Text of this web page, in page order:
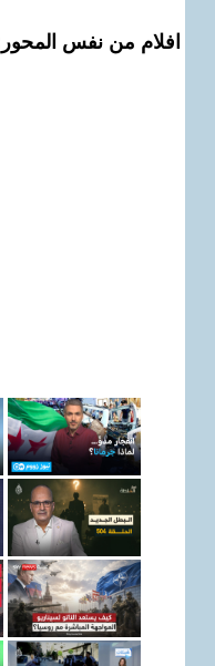
افلام من نفس